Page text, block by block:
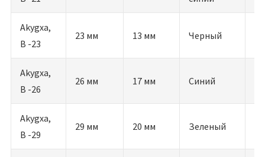
Akygxa,
B -23
23 мм 13 мм Черный
Akygxa,
B -26
26 мм 17 мм Синий
Akygxa,
B -29
29 мм 20 мм Зеленый